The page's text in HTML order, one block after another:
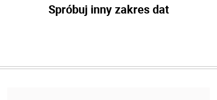
Spróbuj inny zakres dat